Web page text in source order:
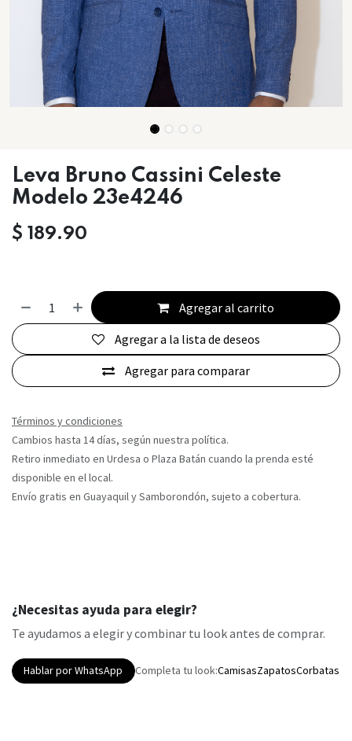
Leva Bruno Cassini Celeste
Modelo 23e4246
$ 189.90
Agregar al carrito
Agregar para comparar
Agregar a la lista de deseos
Términos y condiciones
Cambios hasta 14 días, según nuestra política.
Retiro inmediato en Urdesa o Plaza Batán cuando la prenda esté
disponible en el local.
Envío gratis en Guayaquil y Samborondón, sujeto a cobertura.
¿Necesitas ayuda para elegir?
Te ayudamos a elegir y combinar tu look antes de comprar.
Hablar por WhatsApp Completa tu look:CamisasZapatosCorbatas